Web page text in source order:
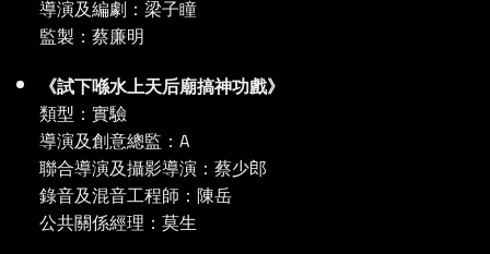
導演及編劇：梁子瞳
監製：蔡廉明
《試下喺水上天后廟搞神功戲》
類型：實驗
導演及創意總監：A
聯合導演及攝影導演：蔡少郎
錄音及混音工程師：陳岳
公共關係經理：莫生